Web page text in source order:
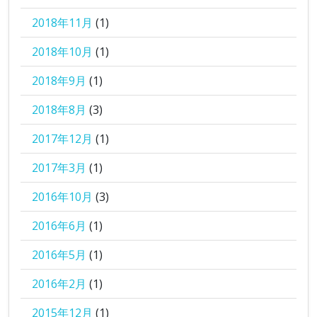
2018年11月 (1)
2018年10月 (1)
2018年9月 (1)
2018年8月 (3)
2017年12月 (1)
2017年3月 (1)
2016年10月 (3)
2016年6月 (1)
2016年5月 (1)
2016年2月 (1)
2015年12月 (1)